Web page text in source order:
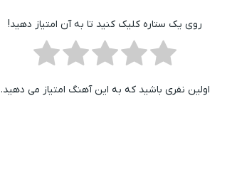
روی یک ستاره کلیک کنید تا به آن امتیاز دهید!
اولین نفری باشید که به این آهنگ امتیاز می دهید.